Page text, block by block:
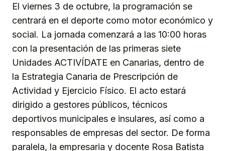
El viernes 3 de octubre, la programación se
centrará en el deporte como motor económico y
social. La jornada comenzará a las 10:00 horas
con la presentación de las primeras siete
Unidades ACTIVÍDATE en Canarias, dentro de
la Estrategia Canaria de Prescripción de
Actividad y Ejercicio Físico. El acto estará
dirigido a gestores públicos, técnicos
deportivos municipales e insulares, así como a
responsables de empresas del sector. De forma
paralela, la empresaria y docente Rosa Batista